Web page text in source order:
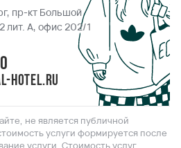
пр-кт Большой
лит. А, офис 202/1
hotel.ru
не является публичной
услуги формируется после